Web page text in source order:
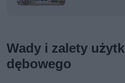
Wady i zalety
dębowego